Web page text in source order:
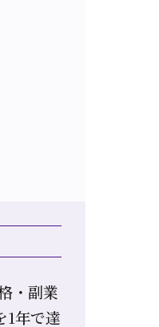
・副業
1年で達